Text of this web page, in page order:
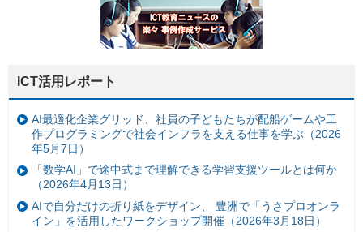
ICT活用レポート
AI最適化企業グリッド、社員の子どもたちが配船ゲームや工
作プログラミングで社会インフラを支える仕事を学ぶ（2026
年5月7日）
「数学AI」で途中式まで理解できる学習支援ツールとは何か
（2026年4月13日）
AIで自分だけの折り紙をデザイン、 豊洲で「うさプロオンラ
イン」を活用したワークショップ開催（2026年3月18日）